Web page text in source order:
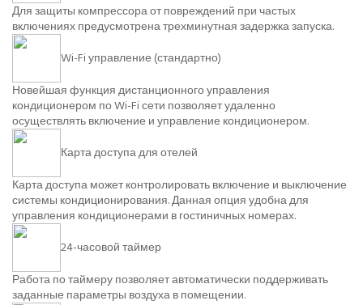
Для защиты компрессора от повреждений при частых
включениях предусмотрена трехминутная задержка запуска.
Wi-Fi управление (стандартно)
Новейшая функция дистанционного управления
кондиционером по Wi-Fi сети позволяет удаленно
осуществлять включение и управление кондиционером.
Карта доступа для отелей
Карта доступа может контролировать включение и выключение
системы кондиционирования. Данная опция удобна для
управления кондиционерами в гостиничных номерах.
24-часовой таймер
Работа по таймеру позволяет автоматически поддерживать
заданные параметры воздуха в помещении.